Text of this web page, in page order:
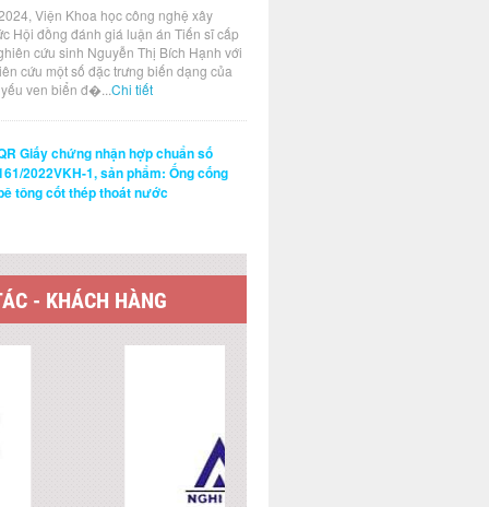
Viện Khoa học công nghệ xây
Hội đồng đánh giá luận án Tiến sĩ cấp
cứu sinh Nguyễn Thị Bích Hạnh với
cứu một số đặc trưng biến dạng của
ven biển đ�...Chi tiết
Giấy chứng nhận hợp chuẩn số
2022VKH-1, sản phẩm: Ống cống
tông cốt thép thoát nước
- KHÁCH HÀNG